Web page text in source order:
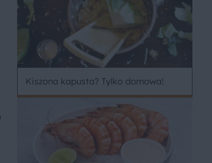
Kiszona kapusta? Tylko domowa!